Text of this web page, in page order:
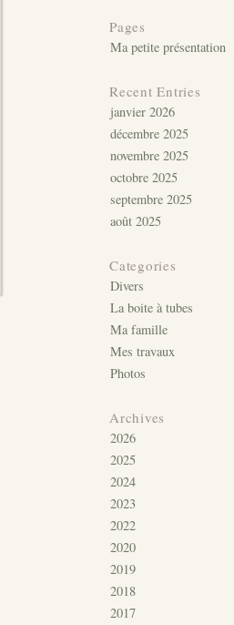
Pages
Ma petite présentation
Recent Entries
janvier 2026
décembre 2025
novembre 2025
octobre 2025
septembre 2025
août 2025
Categories
Divers
La boite à tubes
Ma famille
Mes travaux
Photos
Archives
2026
2025
2024
2023
2022
2020
2019
2018
2017